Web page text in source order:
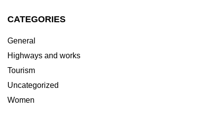
CATEGORIES
General
Highways and works
Tourism
Uncategorized
Women